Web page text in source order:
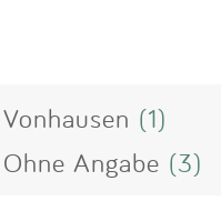
Vonhausen (1)
Ohne Angabe (3)